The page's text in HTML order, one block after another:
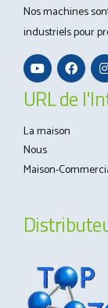
bienestar.
el
Nos machines
industriels pour
URL de
La maison
Nous
Maison-